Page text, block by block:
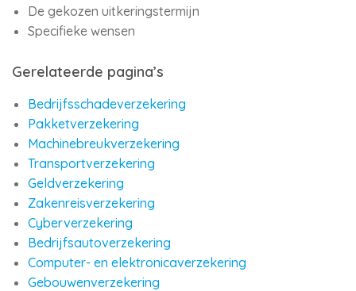
De gekozen uitkeringstermijn
Specifieke wensen
Gerelateerde pagina’s
Bedrijfsschadeverzekering
Pakketverzekering
Machinebreukverzekering
Transportverzekering
Geldverzekering
Zakenreisverzekering
Cyberverzekering
Bedrijfsautoverzekering
Computer- en elektronicaverzekering
Gebouwenverzekering